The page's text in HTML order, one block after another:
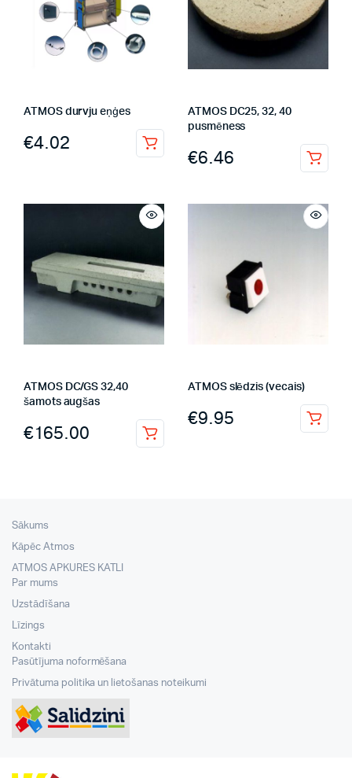
ATMOS durvju eņģes
€4.02
ATMOS DC25, 32, 40
pusmēness
€6.46
ATMOS DC/GS 32,40
šamots augšas
€165.00
ATMOS slēdzis (vecais)
€9.95
Sākums
Kāpēc Atmos
ATMOS APKURES KATLI
Par mums
Uzstādīšana
Līzings
Kontakti
Pasūtījuma noformēšana
Privātuma politika un lietošanas noteikumi